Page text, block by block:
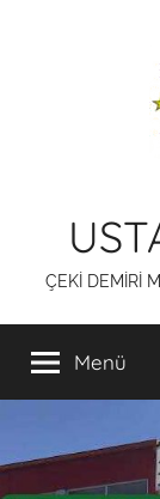
ÇEKİ DEMİRİ
Menü